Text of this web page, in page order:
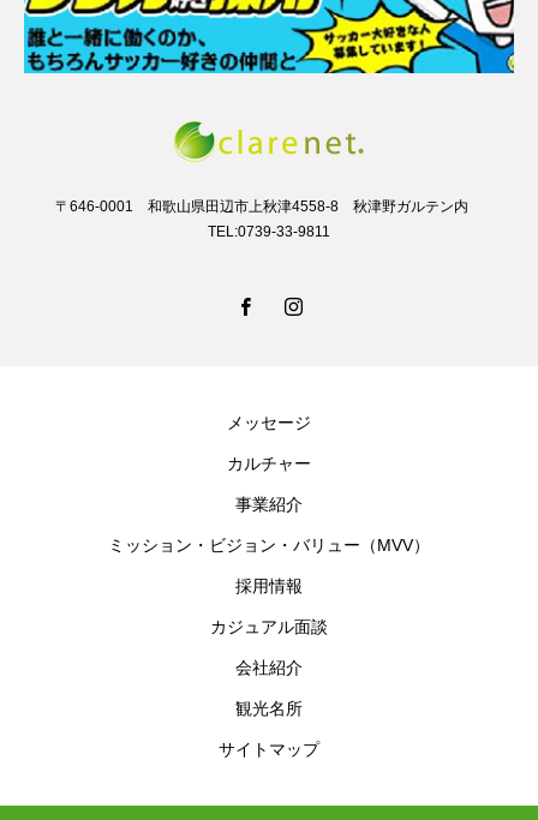
〒646-0001 和歌山県田辺市上秋津4558-8 秋津野ガルテン内
TEL:0739-33-9811
メッセージ
カルチャー
事業紹介
ミッション・ビジョン・バリュー（MVV）
採用情報
カジュアル面談
会社紹介
観光名所
サイトマップ